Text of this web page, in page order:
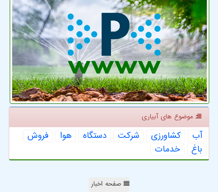
موضوع های آبیاری
آب كشاورزی شركت دستگاه هوا
فروش
باغ
خدمات
صفحه اخبار